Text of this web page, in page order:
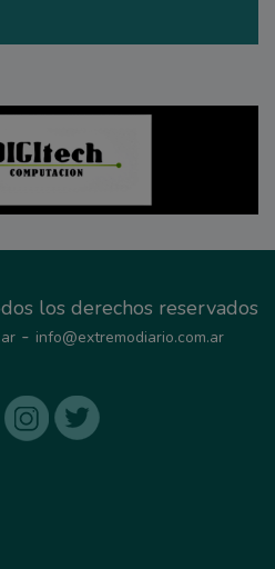
los derechos reservados
- info@extremodiario.com.ar